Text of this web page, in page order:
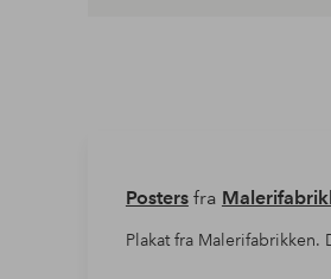
Postersfra
Plakat fra